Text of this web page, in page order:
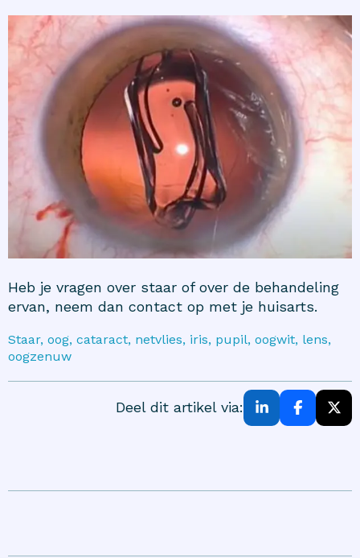
Heb je vragen over staar of over de behandeling
ervan, neem dan contact op met je huisarts.
Staar, oog, cataract, netvlies, iris, pupil, oogwit, lens,
oogzenuw
Deel dit artikel via: